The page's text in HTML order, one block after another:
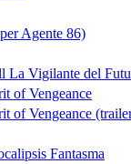
Agente 86)
La Vigilante del
of Vengeance
of Vengeance
Fantasma